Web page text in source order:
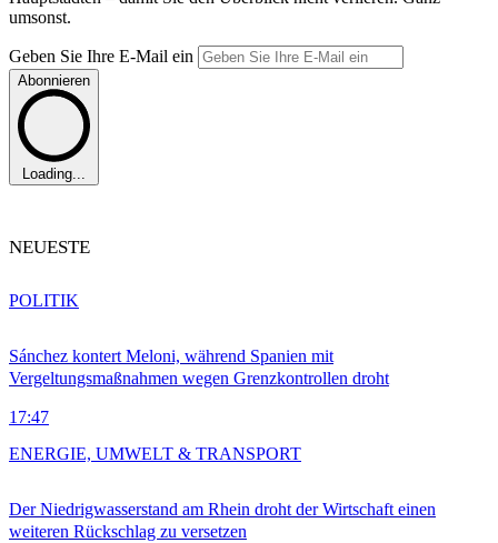
umsonst.
Geben Sie Ihre E-Mail ein
Abonnieren
Loading...
NEUESTE
Sánchez kontert Meloni, während Spanien mit
Vergeltungsmaßnahmen wegen Grenzkontrollen droht
17:47
POLITIK
Der Niedrigwasserstand am Rhein droht der Wirtschaft einen
weiteren Rückschlag zu versetzen
ENERGIE, UMWELT & TRANSPORT